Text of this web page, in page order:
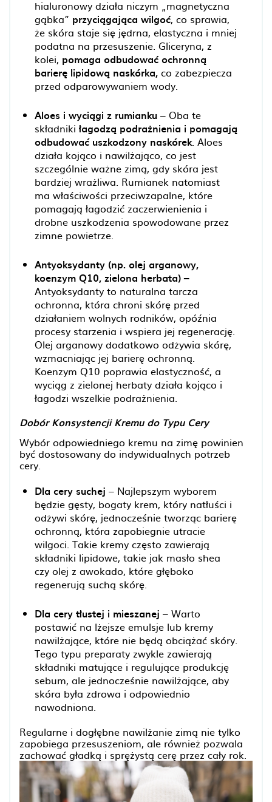
hialuronowy działa niczym „magnetyczna
gąbka” przyciągająca wilgoć, co sprawia,
że skóra staje się jędrna, elastyczna i mniej
podatna na przesuszenie. Gliceryna, z
kolei, pomaga odbudować ochronną
barierę lipidową naskórka, co zabezpiecza
przed odparowywaniem wody.
Aloes i wyciągi z rumianku – Oba te
składniki łagodzą podrażnienia i pomagają
odbudować uszkodzony naskórek. Aloes
działa kojąco i nawilżająco, co jest
szczególnie ważne zimą, gdy skóra jest
bardziej wrażliwa. Rumianek natomiast
ma właściwości przeciwzapalne, które
pomagają łagodzić zaczerwienienia i
drobne uszkodzenia spowodowane przez
zimne powietrze.
Antyoksydanty (np. olej arganowy,
koenzym Q10, zielona herbata) –
Antyoksydanty to naturalna tarcza
ochronna, która chroni skórę przed
działaniem wolnych rodników, opóźnia
procesy starzenia i wspiera jej regenerację.
Olej arganowy dodatkowo odżywia skórę,
wzmacniając jej barierę ochronną.
Koenzym Q10 poprawia elastyczność, a
wyciąg z zielonej herbaty działa kojąco i
łagodzi wszelkie podrażnienia.
Dobór Konsystencji Kremu do Typu Cery
Wybór odpowiedniego kremu na zimę powinien
być dostosowany do indywidualnych potrzeb
cery.
Dla cery suchej – Najlepszym wyborem
będzie gęsty, bogaty krem, który natłuści i
odżywi skórę, jednocześnie tworząc barierę
ochronną, która zapobiegnie utracie
wilgoci. Takie kremy często zawierają
składniki lipidowe, takie jak masło shea
czy olej z awokado, które głęboko
regenerują suchą skórę.
Dla cery tłustej i mieszanej – Warto
postawić na lżejsze emulsje lub kremy
nawilżające, które nie będą obciążać skóry.
Tego typu preparaty zwykle zawierają
składniki matujące i regulujące produkcję
sebum, ale jednocześnie nawilżające, aby
skóra była zdrowa i odpowiednio
nawodniona.
Regularne i dogłębne nawilżanie zimą nie tylko
zapobiega przesuszeniom, ale również pozwala
zachować gładką i sprężystą cerę przez cały rok.